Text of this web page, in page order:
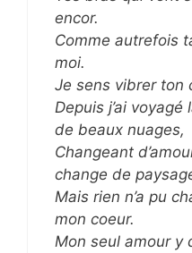
encor.
Comme autrefois
moi.
Je sens vibrer ton
Depuis j’ai
de beaux nuages,
Changeant
change de
Mais rien n’a pu
mon coeur.
Mon seul amour y